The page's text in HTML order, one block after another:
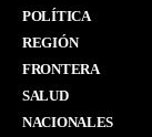
POLÍTICA
REGIÓN
FRONTERA
SALUD
NACIONALES